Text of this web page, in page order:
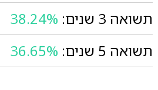
תשואה 3 שנים:
38.24%
תשואה 5 שנים:
36.65%